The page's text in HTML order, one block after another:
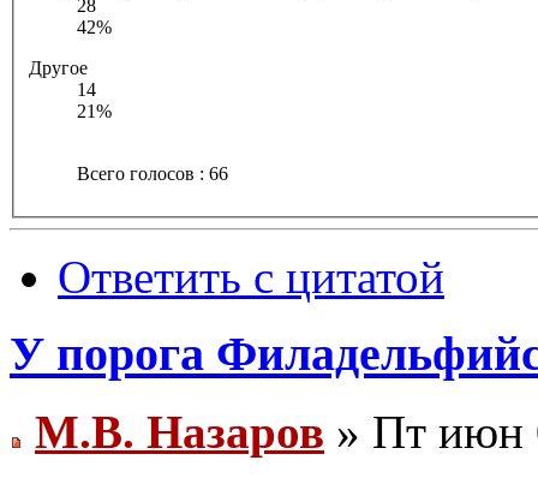
28
42%
Другое
14
21%
Всего голосов : 66
Ответить с цитатой
У порога
М.В. Назаров » Пт июн